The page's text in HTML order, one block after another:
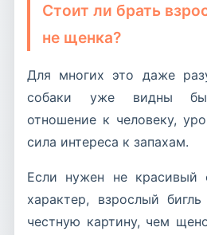
Стоит ли брать
не щенка?
Для многих это даже
собаки уже видны
отношение к человеку,
сила интереса к запахам.
Если нужен не красивый
характер, взрослый
честную картину, чем